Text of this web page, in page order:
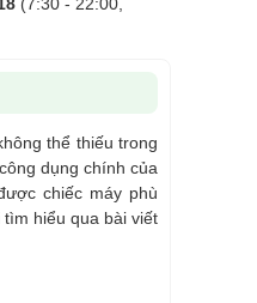
thể thiếu trong
dụng chính của
chiếc máy phù
hiểu qua bài viết